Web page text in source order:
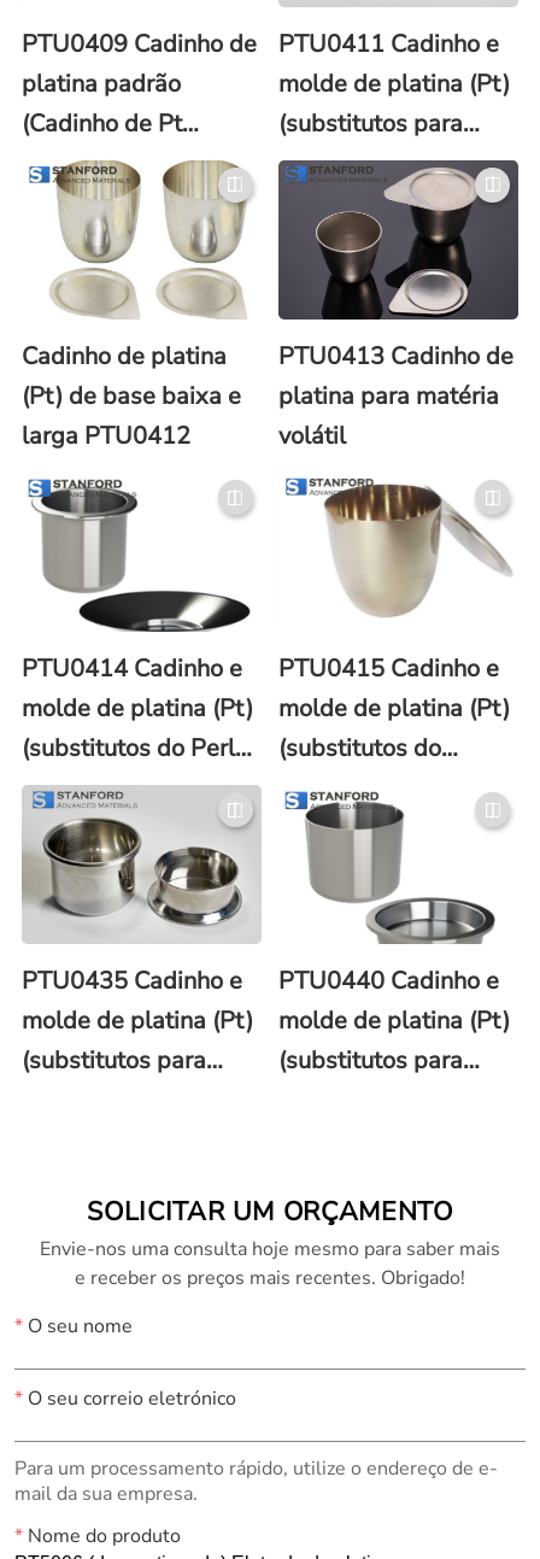
PTU0409 Cadinho de
platina padrão
(Cadinho de Pt
padrão)
PTU0411 Cadinho e
molde de platina (Pt)
(substitutos para
Claisse®)
Cadinho de platina
(Pt) de base baixa e
larga PTU0412
PTU0413 Cadinho de
platina para matéria
volátil
PTU0414 Cadinho e
molde de platina (Pt)
(substitutos do Perl-
X®)
PTU0415 Cadinho e
molde de platina (Pt)
(substitutos do
Vulcan)
PTU0435 Cadinho e
molde de platina (Pt)
(substitutos para
PTU0440 Cadinho e
molde de platina (Pt)
(substitutos para
SOLICITAR UM ORÇAMENTO
Envie-nos uma consulta hoje mesmo para saber mais
e receber os preços mais recentes. Obrigado!
*O seu nome
*O seu correio eletrónico
Para um processamento rápido, utilize o endereço de e-
mail da sua empresa.
*Nome do produto